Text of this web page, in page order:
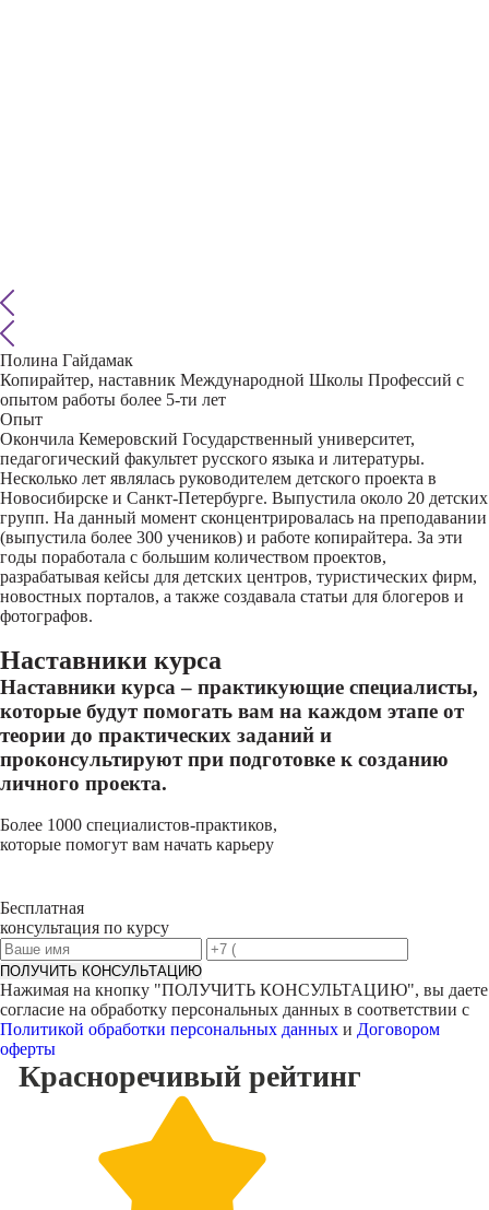
Полина Гайдамак
Копирайтер, наставник Международной Школы Профессий с
опытом работы более 5-ти лет
Опыт
Окончила Кемеровский Государственный университет,
педагогический факультет русского языка и литературы.
Несколько лет являлась руководителем детского проекта в
Новосибирске и Санкт-Петербурге. Выпустила около 20 детских
групп. На данный момент сконцентрировалась на преподавании
(выпустила более 300 учеников) и работе копирайтера. За эти
годы поработала с большим количеством проектов,
разрабатывая кейсы для детских центров, туристических фирм,
новостных порталов, а также создавала статьи для блогеров и
фотографов.
Наставники курса
Наставники курса – практикующие специалисты,
которые будут помогать вам на каждом этапе от
теории до практических заданий и
проконсультируют при подготовке к созданию
личного проекта.
Более 1000 специалистов-практиков,
которые помогут вам начать карьеру
Бесплатная
консультация по курсу
ПОЛУЧИТЬ КОНСУЛЬТАЦИЮ
Нажимая на кнопку "ПОЛУЧИТЬ КОНСУЛЬТАЦИЮ", вы даете
согласие на обработку персональных данных в соответствии с
Политикой обработки персональных данных и Договором
оферты
Красноречивый рейтинг